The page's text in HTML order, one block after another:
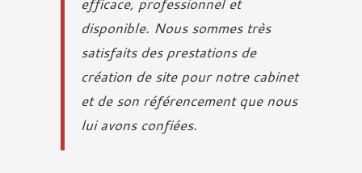
disponible. Nous sommes très
satisfaits des prestations de
création de site pour notre cabinet
et de son référencement que nous
lui avons confiées.